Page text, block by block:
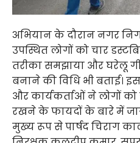
अभियान के दौरान नगर
उपस्थित लोगों को चार
तरीका समझाया और घरेलू
बनाने की विधि भी बताई।
और कार्यकर्ताओं ने लोगों
रखने के फायदों के बारे में
मुख्य रूप से पार्षद चिराग